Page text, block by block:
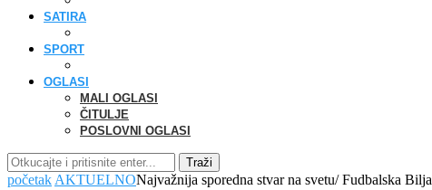
SATIRA
SPORT
OGLASI
MALI OGLASI
ČITULJE
POSLOVNI OGLASI
Traži
početak AKTUELNONajvažnija sporedna stvar na svetu/ Fudbalska Bilja